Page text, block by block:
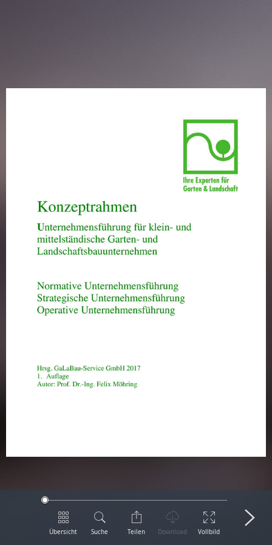
Übersicht Suche Teilen Download Vollbild